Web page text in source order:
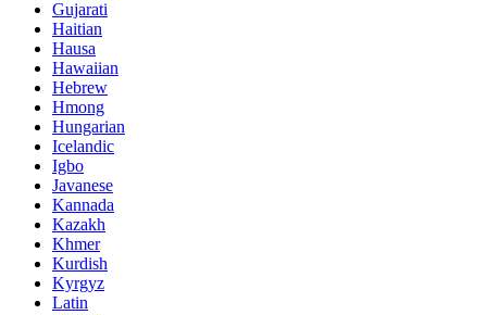
Gujarati
Haitian
Hausa
Hawaiian
Hebrew
Hmong
Hungarian
Icelandic
Igbo
Javanese
Kannada
Kazakh
Khmer
Kurdish
Kyrgyz
Latin